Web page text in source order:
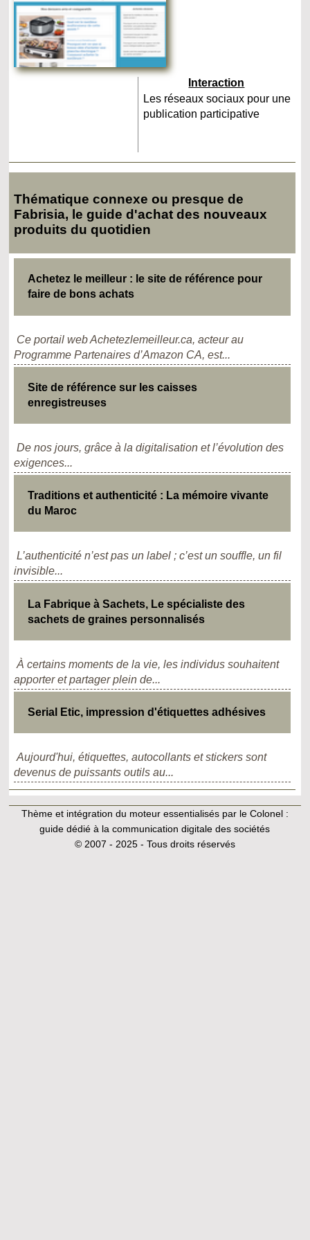
Interaction
Les réseaux sociaux pour une
publication participative
Thématique connexe ou presque de
Fabrisia, le guide d'achat des nouveaux
produits du quotidien
Achetez le meilleur : le site de référence pour
faire de bons achats
Ce portail web Achetezlemeilleur.ca, acteur au
Programme Partenaires d’Amazon CA, est...
Site de référence sur les caisses
enregistreuses
De nos jours, grâce à la digitalisation et l’évolution des
exigences...
Traditions et authenticité : La mémoire vivante
du Maroc
L’authenticité n’est pas un label ; c’est un souffle, un fil
invisible...
La Fabrique à Sachets, Le spécialiste des
sachets de graines personnalisés
À certains moments de la vie, les individus souhaitent
apporter et partager plein de...
Serial Etic, impression d'étiquettes adhésives
Aujourd'hui, étiquettes, autocollants et stickers sont
devenus de puissants outils au...
Thème et intégration du moteur essentialisés par le Colonel :
guide dédié à la communication digitale des sociétés
© 2007 - 2025 - Tous droits réservés